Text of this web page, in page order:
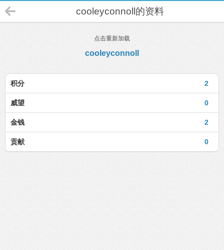
cooleyconnoll的资料
点击重新加载
cooleyconnoll
2
积分
0
威望
2
金钱
0
贡献